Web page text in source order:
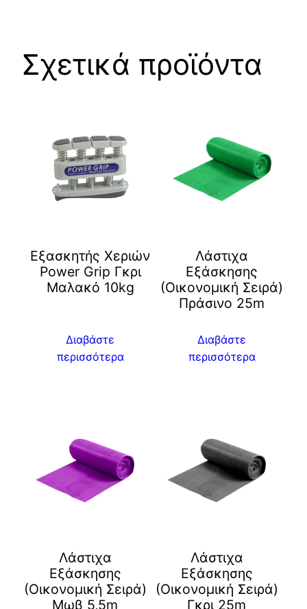
Σχετικά προϊόντα
Εξασκητής Χεριών
Power Grip Γκρι
Μαλακό 10kg
Διαβάστε
περισσότερα
Λάστιχα
Εξάσκησης
(Οικονομική Σειρά)
Πράσινο 25m
Διαβάστε
περισσότερα
Λάστιχα
Εξάσκησης
(Οικονομική Σειρά)
Μωβ 5,5m
Λάστιχα
Εξάσκησης
(Οικονομική Σειρά)
Γκρι 25m